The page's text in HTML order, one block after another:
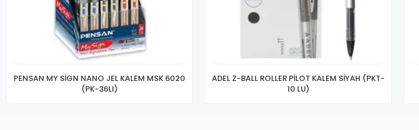
PENSAN MY SİGN NANO JEL KALEM MSK 6020
(PK-36LI)
ADEL Z-BALL ROLLER PİLOT KALEM SİYAH (PKT-
10 LU)